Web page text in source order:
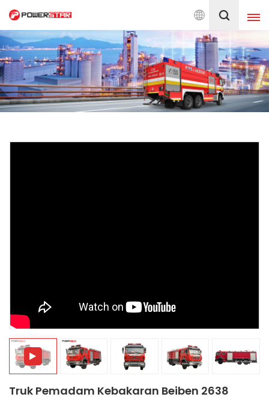
Kebakaran Sejak 1990 Indonesia
English français
Deutsch русский
မြန်မာ
Truk Pemadam Kebakaran Beiben 2638